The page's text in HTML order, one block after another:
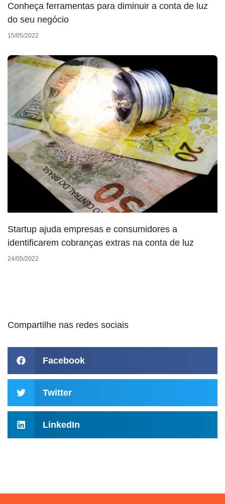
Conheça ferramentas para diminuir a conta de luz
do seu negócio
15/05/2022
Startup ajuda empresas e consumidores a
identificarem cobranças extras na conta de luz
24/05/2022
Compartilhe nas redes sociais
Facebook
Twitter
LinkedIn